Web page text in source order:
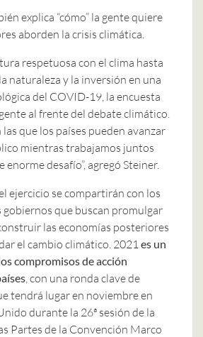
explica “cómo” la gente quiere
aborden la crisis climática.
respetuosa con el clima hasta
naturaleza y la inversión en una
del COVID-19, la encuesta
al frente del debate climático.
las que los países pueden avanzar
mientras trabajamos juntos
enorme desafío”, agregó Steiner.
ejercicio se compartirán con los
gobiernos que buscan promulgar
las economías posteriores
el cambio climático. 2021 es un
compromisos de acción
, con una ronda clave de
tendrá lugar en noviembre en
durante la 26ª sesión de la
Partes de la Convención Marco